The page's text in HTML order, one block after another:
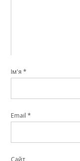
Ім'я*
Email*